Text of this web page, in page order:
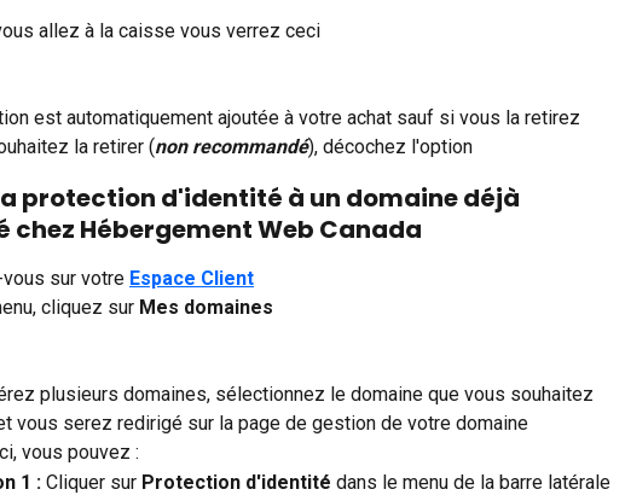
allez à la caisse vous verrez ceci
est automatiquement ajoutée à votre achat sauf si vous la retirez
la retirer (non recommandé), décochez l'option
protection d'identité à un domaine déjà
chez Hébergement Web Canada
sur votre Espace Client
cliquez sur Mes domaines
plusieurs domaines, sélectionnez le domaine que vous souhaitez
vous serez redirigé sur la page de gestion de votre domaine
vous pouvez :
1 : Cliquer sur Protection d'identité dans le menu de la barre latérale